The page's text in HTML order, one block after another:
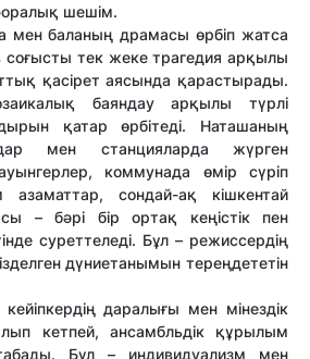
шешім.
мен баланың драмасы өрбіп жатса
тек жеке трагедия арқылы
қасірет аясында қарастырады.
баяндау арқылы түрлі
қатар өрбітеді. Наташаның
мен станцияларда жүрген
коммунада өмір сүріп
сондай-ақ кішкентай
– бәрі бір ортақ кеңістік пен
суреттеледі. Бұл – режиссердің
дүниетанымын тереңдететін
даралығы мен мінездік
кетпей, ансамбльдік құрылым
Бұл – индивидуализм мен